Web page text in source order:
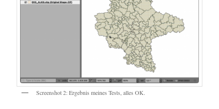
Screenshot 2: Ergebnis meines Tests, alles OK.